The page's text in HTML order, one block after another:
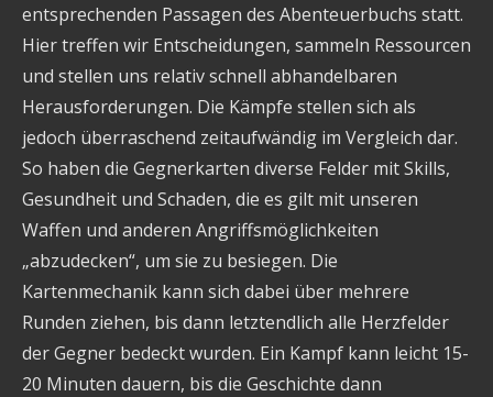
entsprechenden Passagen des Abenteuerbuchs statt.
Hier treffen wir Entscheidungen, sammeln Ressourcen
und stellen uns relativ schnell abhandelbaren
Herausforderungen. Die Kämpfe stellen sich als
jedoch überraschend zeitaufwändig im Vergleich dar.
So haben die Gegnerkarten diverse Felder mit Skills,
Gesundheit und Schaden, die es gilt mit unseren
Waffen und anderen Angriffsmöglichkeiten
„abzudecken“, um sie zu besiegen. Die
Kartenmechanik kann sich dabei über mehrere
Runden ziehen, bis dann letztendlich alle Herzfelder
der Gegner bedeckt wurden. Ein Kampf kann leicht 15-
20 Minuten dauern, bis die Geschichte dann